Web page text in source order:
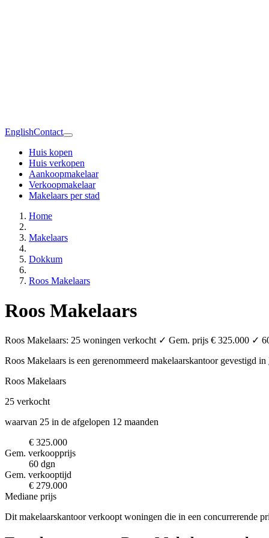
EnglishContact
Huis kopen
Huis verkopen
Aankoopmakelaar
Verkoopmakelaar
Makelaars per stad
Home
Makelaars
Dokkum
Roos Makelaars
Roos Makelaars
Roos Makelaars: 25 woningen verkocht ✓ Gem. prijs € 325.000 ✓
Roos Makelaars is een gerenommeerd makelaarskantoor gevestigd in
Roos Makelaars
25 verkocht
waarvan 25 in de afgelopen 12 maanden
€ 325.000
Gem. verkoopprijs
60 dgn
Gem. verkooptijd
€ 279.000
Mediane prijs
Dit makelaarskantoor verkoopt woningen die in een concurrerende